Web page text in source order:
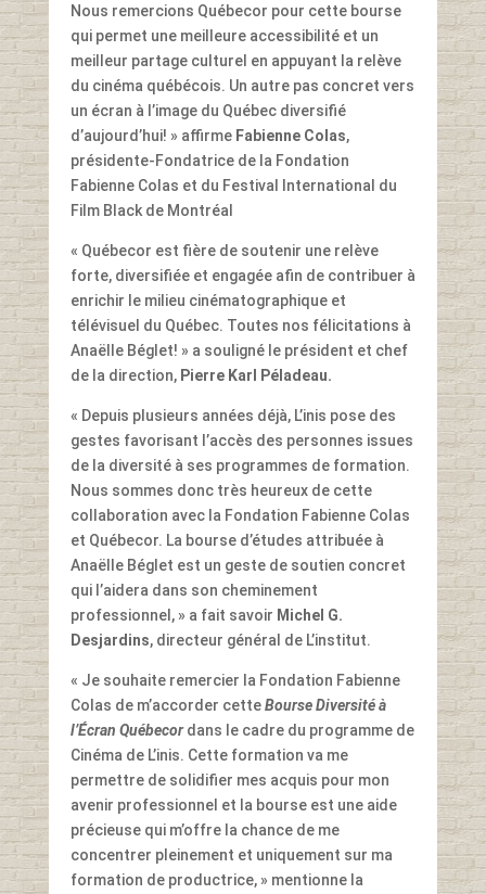
Nous remercions Québecor pour cette bourse
qui permet une meilleure accessibilité et un
meilleur partage culturel en appuyant la relève
du cinéma québécois. Un autre pas concret vers
un écran à l’image du Québec diversifié
d’aujourd’hui! » affirme Fabienne Colas,
présidente-Fondatrice de la Fondation
Fabienne Colas et du Festival International du
Film Black de Montréal
« Québecor est fière de soutenir une relève
forte, diversifiée et engagée afin de contribuer à
enrichir le milieu cinématographique et
télévisuel du Québec. Toutes nos félicitations à
Anaëlle Béglet! » a souligné le président et chef
de la direction,Pierre Karl Péladeau.
« Depuis plusieurs années déjà, L’inis pose des
gestes favorisant l’accès des personnes issues
de la diversité à ses programmes de formation.
Nous sommes donc très heureux de cette
collaboration avec la Fondation Fabienne Colas
et Québecor. La bourse d’études attribuée à
Anaëlle Béglet est un geste de soutien concret
qui l’aidera dans son cheminement
professionnel, » a fait savoir Michel G.
Desjardins, directeur général de L’institut.
« Je souhaite remercier la Fondation Fabienne
Colas de m’accorder cetteBourse Diversité à
l’Écran Québecordans le cadre du programme de
Cinéma de L’inis. Cette formation va me
permettre de solidifier mes acquis pour mon
avenir professionnel et la bourse est une aide
précieuse qui m’offre la chance de me
concentrer pleinement et uniquement sur ma
formation de productrice, » mentionne la